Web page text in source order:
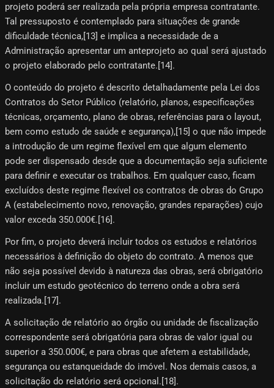
projeto poderá ser realizada pela própria empresa contratante.
Tal pressuposto é contemplado para situações de grande
dificuldade técnica,[13]​ e implica a necessidade de a
Administração apresentar um anteprojeto ao qual será ajustado
o projeto elaborado pelo contratante.[14]​.
O conteúdo do projeto é descrito detalhadamente pela Lei dos
Contratos do Setor Público (relatório, planos, especificações
técnicas, orçamento, plano de obras, referências para o layout,
bem como estudo de saúde e segurança),[15] o que não impede
a introdução de um regime flexível em que algum elemento
pode ser dispensado desde que a documentação seja suficiente
para definir e executar os trabalhos. Em qualquer caso, ficam
excluídos deste regime flexível os contratos de obras do Grupo
A (estabelecimento novo, renovação, grandes reparações) cujo
valor exceda 350.000€.[16]​.
Por fim, o projeto deverá incluir todos os estudos e relatórios
necessários à definição do objeto do contrato. A menos que
não seja possível devido à natureza das obras, será obrigatório
incluir um estudo geotécnico do terreno onde a obra será
realizada.[17]​.
A solicitação de relatório ao órgão ou unidade de fiscalização
correspondente será obrigatória para obras de valor igual ou
superior a 350.000€, e para obras que afetem a estabilidade,
segurança ou estanqueidade do imóvel. Nos demais casos, a
solicitação do relatório será opcional.[18]​.